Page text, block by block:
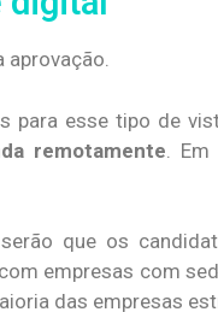
aprovação.
para esse tipo de
remotamente .
que os
empresas com
das empresas